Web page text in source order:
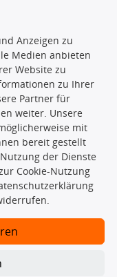
Datenbank dürfen
Datenbank ohne
zu verbreiten
zu lassen. Ein
identifizierte Ersatzteil
um
Anzeigen zu
Medien anbieten
Website zu
zu Ihrer
Partner für
weiter. Unsere
mit
bereit gestellt
der Dienste
Cookie-Nutzung